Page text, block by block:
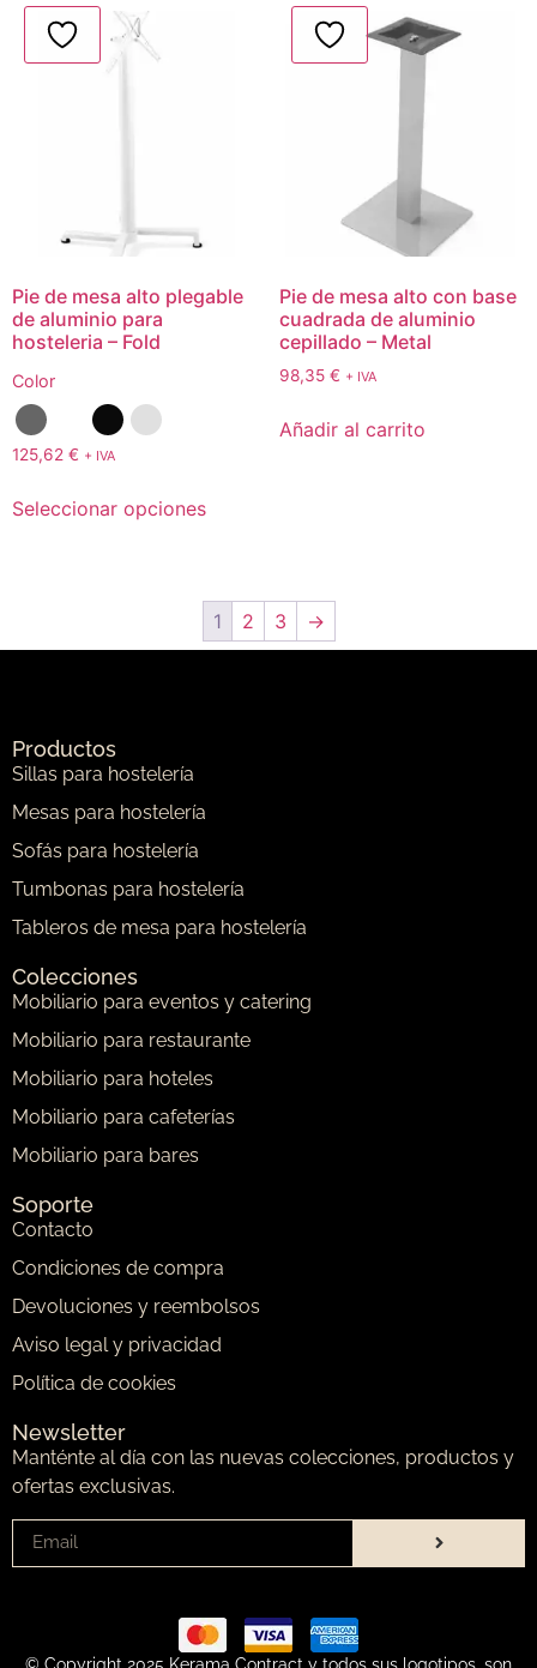
Pie de mesa alto plegable
de aluminio para
hosteleria – Fold
Color
125,62 € + IVA
Seleccionar opciones
Pie de mesa alto con base
cuadrada de aluminio
cepillado – Metal
98,35 € + IVA
Añadir al carrito
1 2 3 →
Productos
Sillas para hostelería
Mesas para hostelería
Sofás para hostelería
Tumbonas para hostelería
Tableros de mesa para hostelería
Colecciones
Mobiliario para eventos y catering
Mobiliario para restaurante
Mobiliario para hoteles
Mobiliario para cafeterías
Mobiliario para bares
Soporte
Contacto
Condiciones de compra
Devoluciones y reembolsos
Aviso legal y privacidad
Política de cookies
Newsletter
Manténte al día con las nuevas colecciones, productos y
ofertas exclusivas.
© Copyright 2025 Kerama Contract y todos sus logotipos, son